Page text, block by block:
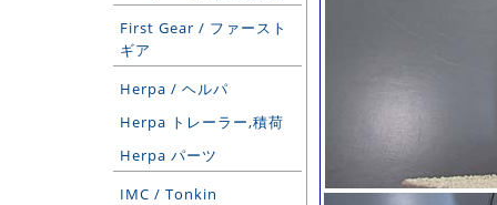
First Gear / ファースト
ギア
Herpa / ヘルパ
Herpa トレーラー,積荷
Herpa パーツ
IMC / Tonkin